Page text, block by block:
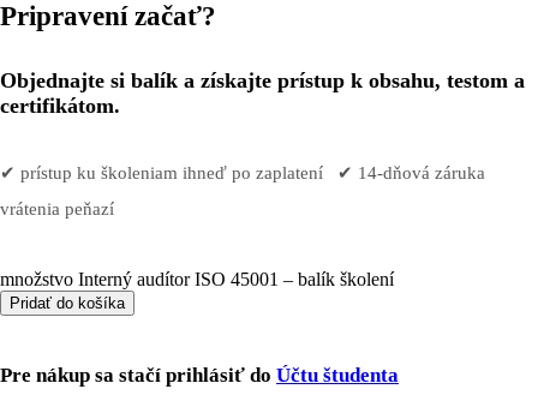
Pripravení začať?
Objednajte si balík a získajte prístup k obsahu, testom a
certifikátom.
✔ prístup ku školeniam ihneď po zaplatení ✔ 14-dňová záruka
vrátenia peňazí
množstvo Interný audítor ISO 45001 – balík školení
Pridať do košíka
Pre nákup sa stačí prihlásiť do Účtu študenta